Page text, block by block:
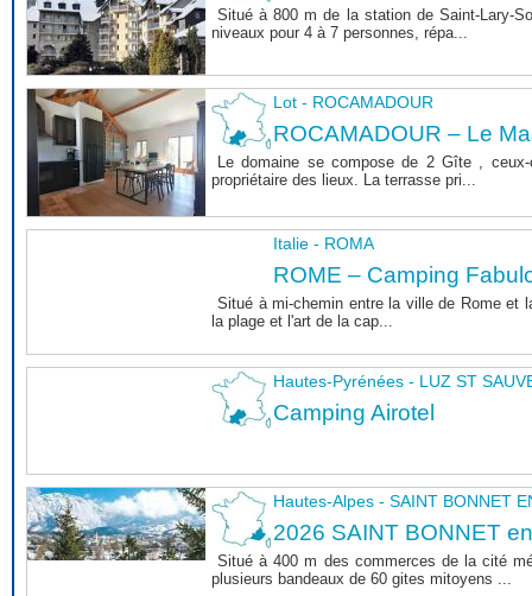
Situé à 800 m de la station de Saint-Lary-
niveaux pour 4 à 7 personnes, répa...
Lot - ROCAMADOUR
ROCAMADOUR – Le
Le domaine se compose de 2 Gîte ,
propriétaire des lieux. La terrasse pri...
Italie - ROMA
ROME – Camping
Situé à mi-chemin entre la ville de Rome et
la plage et l'art de la cap...
Hautes-Pyrénées - LUZ ST
Camping Airotel
Hautes-Alpes - SAINT BONNET
2026 SAINT BONNET
Situé à 400 m des commerces de la cité
plusieurs bandeaux de 60 gites mitoyens ...